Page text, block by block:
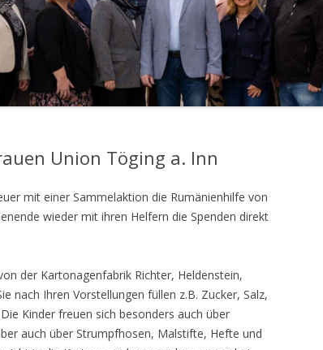
Union Töging a. Inn
mit einer Sammelaktion die Rumänienhilfe von
wieder mit ihren Helfern die Spenden direkt
der Kartonagenfabrik Richter, Heldenstein,
nach Ihren Vorstellungen füllen z.B. Zucker, Salz,
Kinder freuen sich besonders auch über
auch über Strumpfhosen, Malstifte, Hefte und